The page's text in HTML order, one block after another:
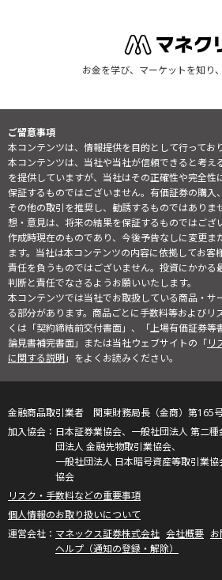
お金を学び、マーケットを知り
ご留意事項
本コンテンツは、情報提供を目的として行っており
本コンテンツは、当社や当社が信頼できると考え
を提供していますが、当社はその正確性や完全性
保証するものではございません。有価証券の購入
その他の取引を推奨し、勧誘するものではありま
想・意見は、将来の結果を保証するものではござ
作成時現在のものであり、今後予告なしに変更ま
ます。当社は本コンテンツの内容に依拠してお客
責任を負うものではございません。投資にかかる
判断と責任でなさるようお願いいたします。
本コンテンツでは当社でお取扱している商品・サ
る部分があります。商品ごとに手数料等およびリ
くは「契約締結前交付書面」、「上場有価証券等
論見書補完書面」または当社ウェブサイトの「リ
に関する説明」をよくお読みください。
金融商品取引業者 関東財務局長（金商）第165
日本証券業協会、一般社団法人 第二
団法人 金融先物取引業協会、
一般社団法人 日本暗号資産等取引業
協会
リスク・手数料などの重要事項
個人情報のお取り扱いについて
マネックス証券株式会社 会社概要
ヘルプ（通知の登録・解除）